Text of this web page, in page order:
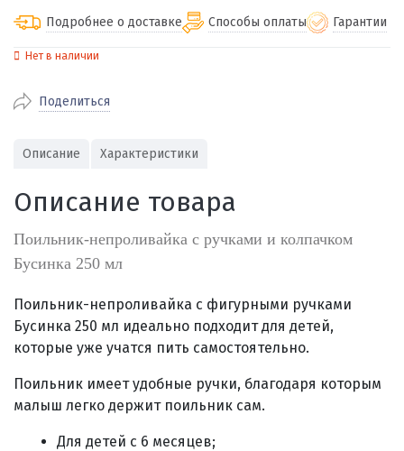
Подробнее о доставке
доставка
стоимость доставки
службами Пэк, Кит, Луч, Сдэк, Озон
доставка, Почта РФ или любой другой
транспортной компанией на Ваш выбор
Способы оплаты
Наличными при получении (для
городов)
городов)
Онлайн через СБП
Оплата по счету для юридических лиц
Гарантии
Нет в наличии
Поделиться
Описание Характеристики
Описание товара
Поильник-непроливайка с ручками и колпачком
Бусинка 250 мл
Поильник-непроливайка с фигурными ручками
Бусинка 250 мл идеально подходит для детей,
которые уже учатся пить самостоятельно.
Поильник имеет удобные ручки, благодаря которым
малыш легко держит поильник сам.
Для детей с 6 месяцев;